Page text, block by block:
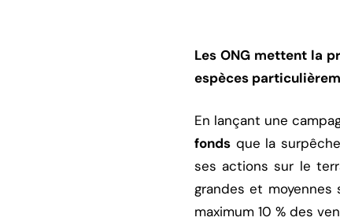
Les ONG mettent la
espèces
En lançant une
fonds que la
ses actions sur le
grandes et moyennes
maximum 10 % des